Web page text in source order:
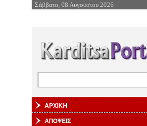
Επιστροφή στην Πλοήγηση
Σάββατο, 08 Αυγούστου 2026
ΑΡΧΙΚΗ
ΑΠΟΨΕΙΣ